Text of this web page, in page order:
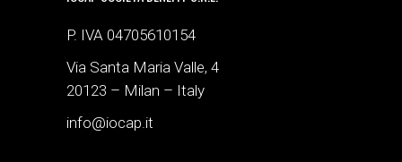
P. IVA 04705610154
Via Santa Maria Valle, 4
20123 – Milan – Italy
info@iocap.it